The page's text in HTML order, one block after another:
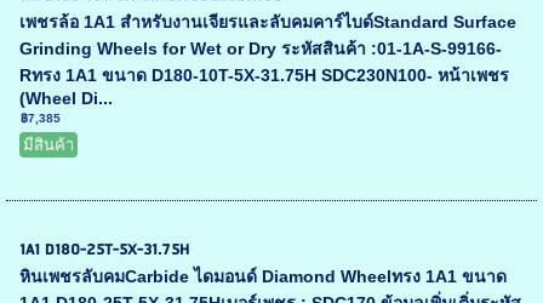
เพชรล้อ 1A1 สำหรับงานเจียรและลับคมคาร์ไบด์Standard Surface
Grinding Wheels for Wet or Dry ระหัสสินค้า :01-1A-S-99166-
Rทรง 1A1 ขนาด D180-10T-5X-31.75H SDC230N100- หน้าเพชร
(Wheel Di...
฿7,385
มีสินค้า
1A1 D180-25T-5X-31.75H
หินเพชรลับคมCarbide ไดมอนด์ Diamond Wheelทรง 1A1 ขนาด